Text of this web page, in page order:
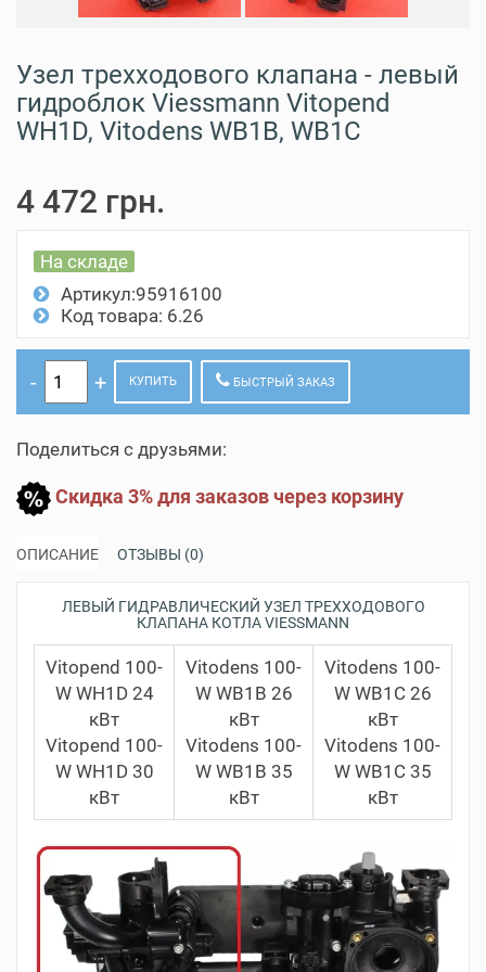
Узел трехходового клапана - левый
гидроблок Viessmann Vitopend
WH1D, Vitodens WB1B, WB1C
4 472 грн.
На складе
Артикул:95916100
Код товара: 6.26
КУПИТЬ БЫСТРЫЙ ЗАКАЗ
Поделиться с друзьями:
Скидка 3% для заказов через корзину
ОПИСАНИЕ ОТЗЫВЫ (0)
ЛЕВЫЙ ГИДРАВЛИЧЕСКИЙ УЗЕЛ ТРЕХХОДОВОГО
КЛАПАНА КОТЛА VIESSMANN
Vitopend 100-
W WH1D 24
кВт
Vitopend 100-
W WH1D 30
кВт
Vitodens 100-
W WB1B 26
кВт
Vitodens 100-
W WB1B 35
кВт
Vitodens 100-
W WB1C 26
кВт
Vitodens 100-
W WB1C 35
кВт